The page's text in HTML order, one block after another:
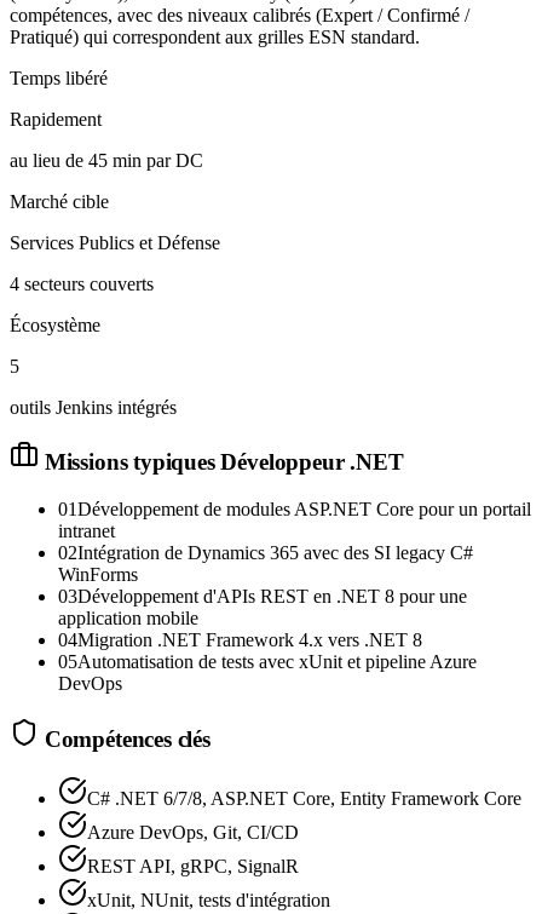
compétences, avec des niveaux calibrés (Expert / Confirmé /
Pratiqué) qui correspondent aux grilles ESN standard.
Temps libéré
Rapidement
au lieu de 45 min par DC
Marché cible
Services Publics et Défense
4 secteurs couverts
Écosystème
5
outils Jenkins intégrés
Missions typiquesDéveloppeur .NET
01Développement de modules ASP.NET Core pour un portail
intranet
02Intégration de Dynamics 365 avec des SI legacy C#
WinForms
03Développement d'APIs REST en .NET 8 pour une
application mobile
04Migration .NET Framework 4.x vers .NET 8
05Automatisation de tests avec xUnit et pipeline Azure
DevOps
Compétences clés
C# .NET 6/7/8, ASP.NET Core, Entity Framework Core
Azure DevOps, Git, CI/CD
REST API, gRPC, SignalR
xUnit, NUnit, tests d'intégration